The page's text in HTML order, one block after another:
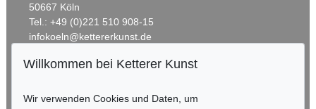
Auktion 415 - Lot 326
Ergebnis:€ 549.000
Auktion 606 - Lot 68
Ergebnis: € 451.500
50667 Köln
Tel.: +49 (0)221 510 908-15
infokoeln@kettererkunst.de
RHEINLAND-PFALZ
Willkommen bei Ketterer Kunst
Wir verwenden Cookies und Daten, um